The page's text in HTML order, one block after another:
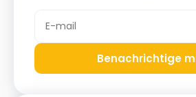
Benachrichtige